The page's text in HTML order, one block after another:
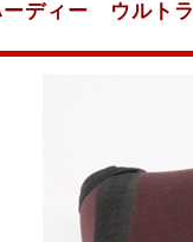
ーディー ウル